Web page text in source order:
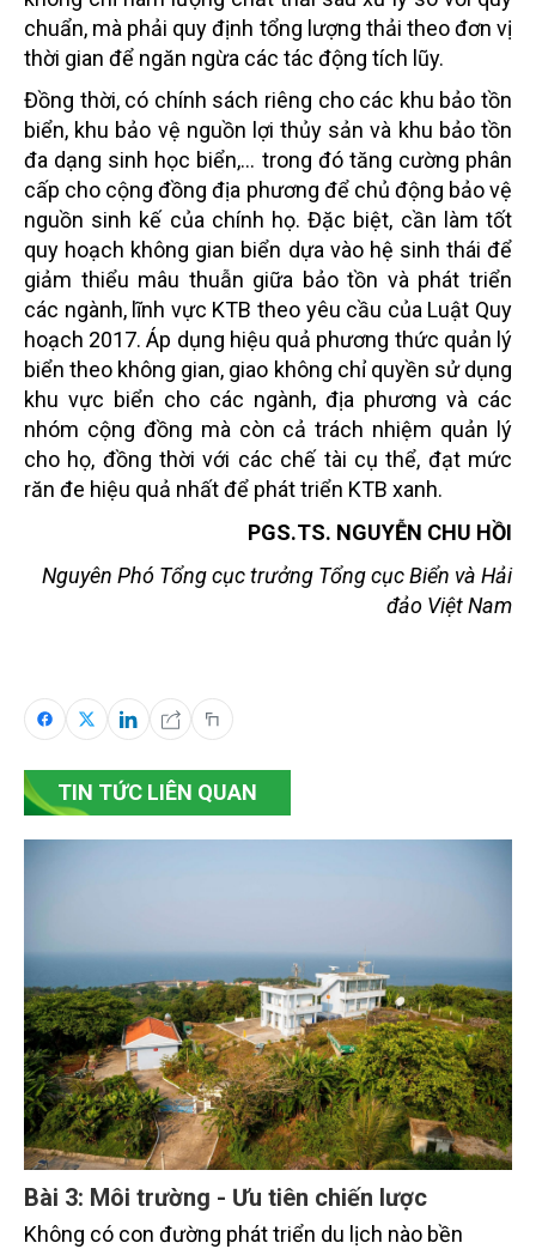
chuẩn, mà phải quy định tổng lượng thải theo đơn vị
thời gian để ngăn ngừa các tác động tích lũy.
Đồng thời, có chính sách riêng cho các khu bảo tồn
biển, khu bảo vệ nguồn lợi thủy sản và khu bảo tồn
đa dạng sinh học biển,... trong đó tăng cường phân
cấp cho cộng đồng địa phương để chủ động bảo vệ
nguồn sinh kế của chính họ. Đặc biệt, cần làm tốt
quy hoạch không gian biển dựa vào hệ sinh thái để
giảm thiểu mâu thuẫn giữa bảo tồn và phát triển
các ngành, lĩnh vực KTB theo yêu cầu của Luật Quy
hoạch 2017. Áp dụng hiệu quả phương thức quản lý
biển theo không gian, giao không chỉ quyền sử dụng
khu vực biển cho các ngành, địa phương và các
nhóm cộng đồng mà còn cả trách nhiệm quản lý
cho họ, đồng thời với các chế tài cụ thể, đạt mức
răn đe hiệu quả nhất để phát triển KTB xanh.
PGS.TS. NGUYỄN CHU HỒI
Nguyên Phó Tổng cục trưởng Tổng cục Biển và Hải
đảo Việt Nam
TIN TỨC LIÊN QUAN
Bài 3: Môi trường - Ưu tiên chiến lược
Không có con đường phát triển du lịch nào bền